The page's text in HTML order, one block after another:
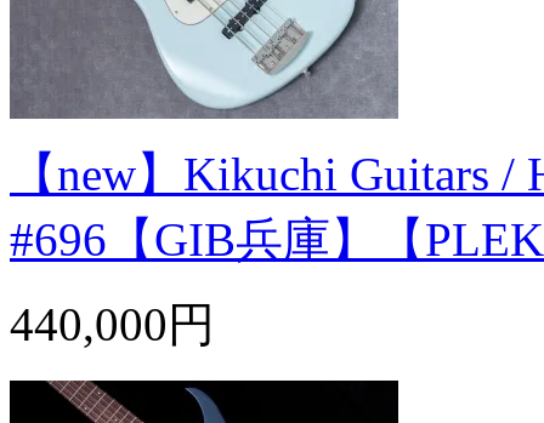
【new】Kikuchi Guitars /
#696【GIB兵庫】【
440,000円